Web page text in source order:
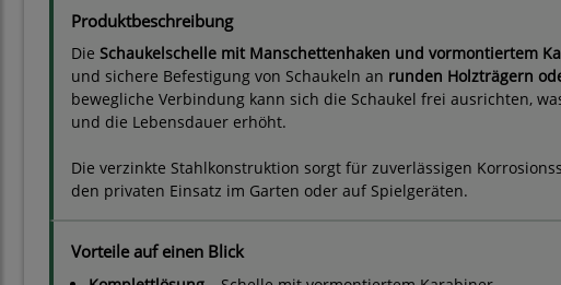
Produktbeschreibung
Die Schaukelschelle mit Manschettenhaken und vormontiertem
und sichere Befestigung von Schaukeln an runden Holzträgern
bewegliche Verbindung kann sich die Schaukel frei ausrichten,
und die Lebensdauer erhöht.
Die verzinkte Stahlkonstruktion sorgt für zuverlässigen
den privaten Einsatz im Garten oder auf Spielgeräten.
Vorteile auf einen Blick